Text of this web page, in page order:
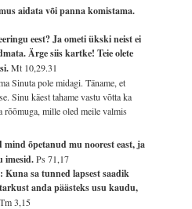
aidata või panna komistama.
eest? Ja ometi ükski neist ei
Ärge siis kartke! Teie olete
Mt 10,29.31
Sinuta pole midagi. Täname, et
Sinu käest tahame vastu võtta ka
rõõmuga, mille oled meile valmis
mind õpetanud mu noorest east, ja
imesid.Ps 71,17
sa tunned lapsest saadik
anda päästeks usu kaudu,
3,15